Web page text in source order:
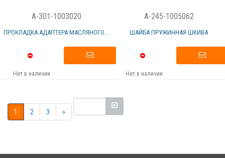
A-301-1003020
ПРОКЛАДКА АДАПТЕРА МАСЛЯНОГО...
Нет в наличии
A-245-1005062
ШАЙБА ПРУЖИННАЯ ШКИВА
Нет в наличии
1 2 3 »